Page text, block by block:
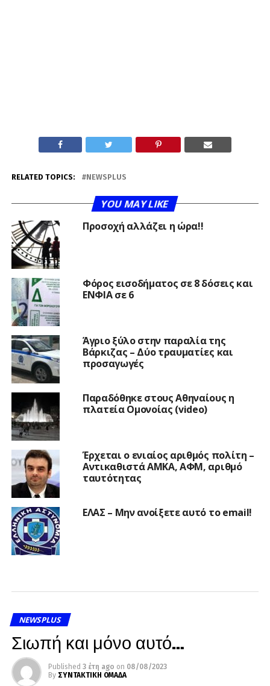
RELATED TOPICS: NEWSPLUS
YOU MAY LIKE
Προσοχή αλλάζει η ώρα!!
Φόρος εισοδήματος σε 8 δόσεις και
ΕΝΦΙΑ σε 6
Άγριο ξύλο στην παραλία της
Βάρκιζας – Δύο τραυματίες και
προσαγωγές
Παραδόθηκε στους Αθηναίους η
πλατεία Ομονοίας (video)
Έρχεται ο ενιαίος αριθμός πολίτη –
Αντικαθιστά ΑΜΚΑ, ΑΦΜ, αριθμό
ταυτότητας
ΕΛΑΣ – Μην ανοίξετε αυτό το email!
NEWSPLUS
Σιωπή και μόνο αυτό…
Published 3 έτη ago on 08/08/2023
By ΣΥΝΤΑΚΤΙΚΗ ΟΜΑΔΑ